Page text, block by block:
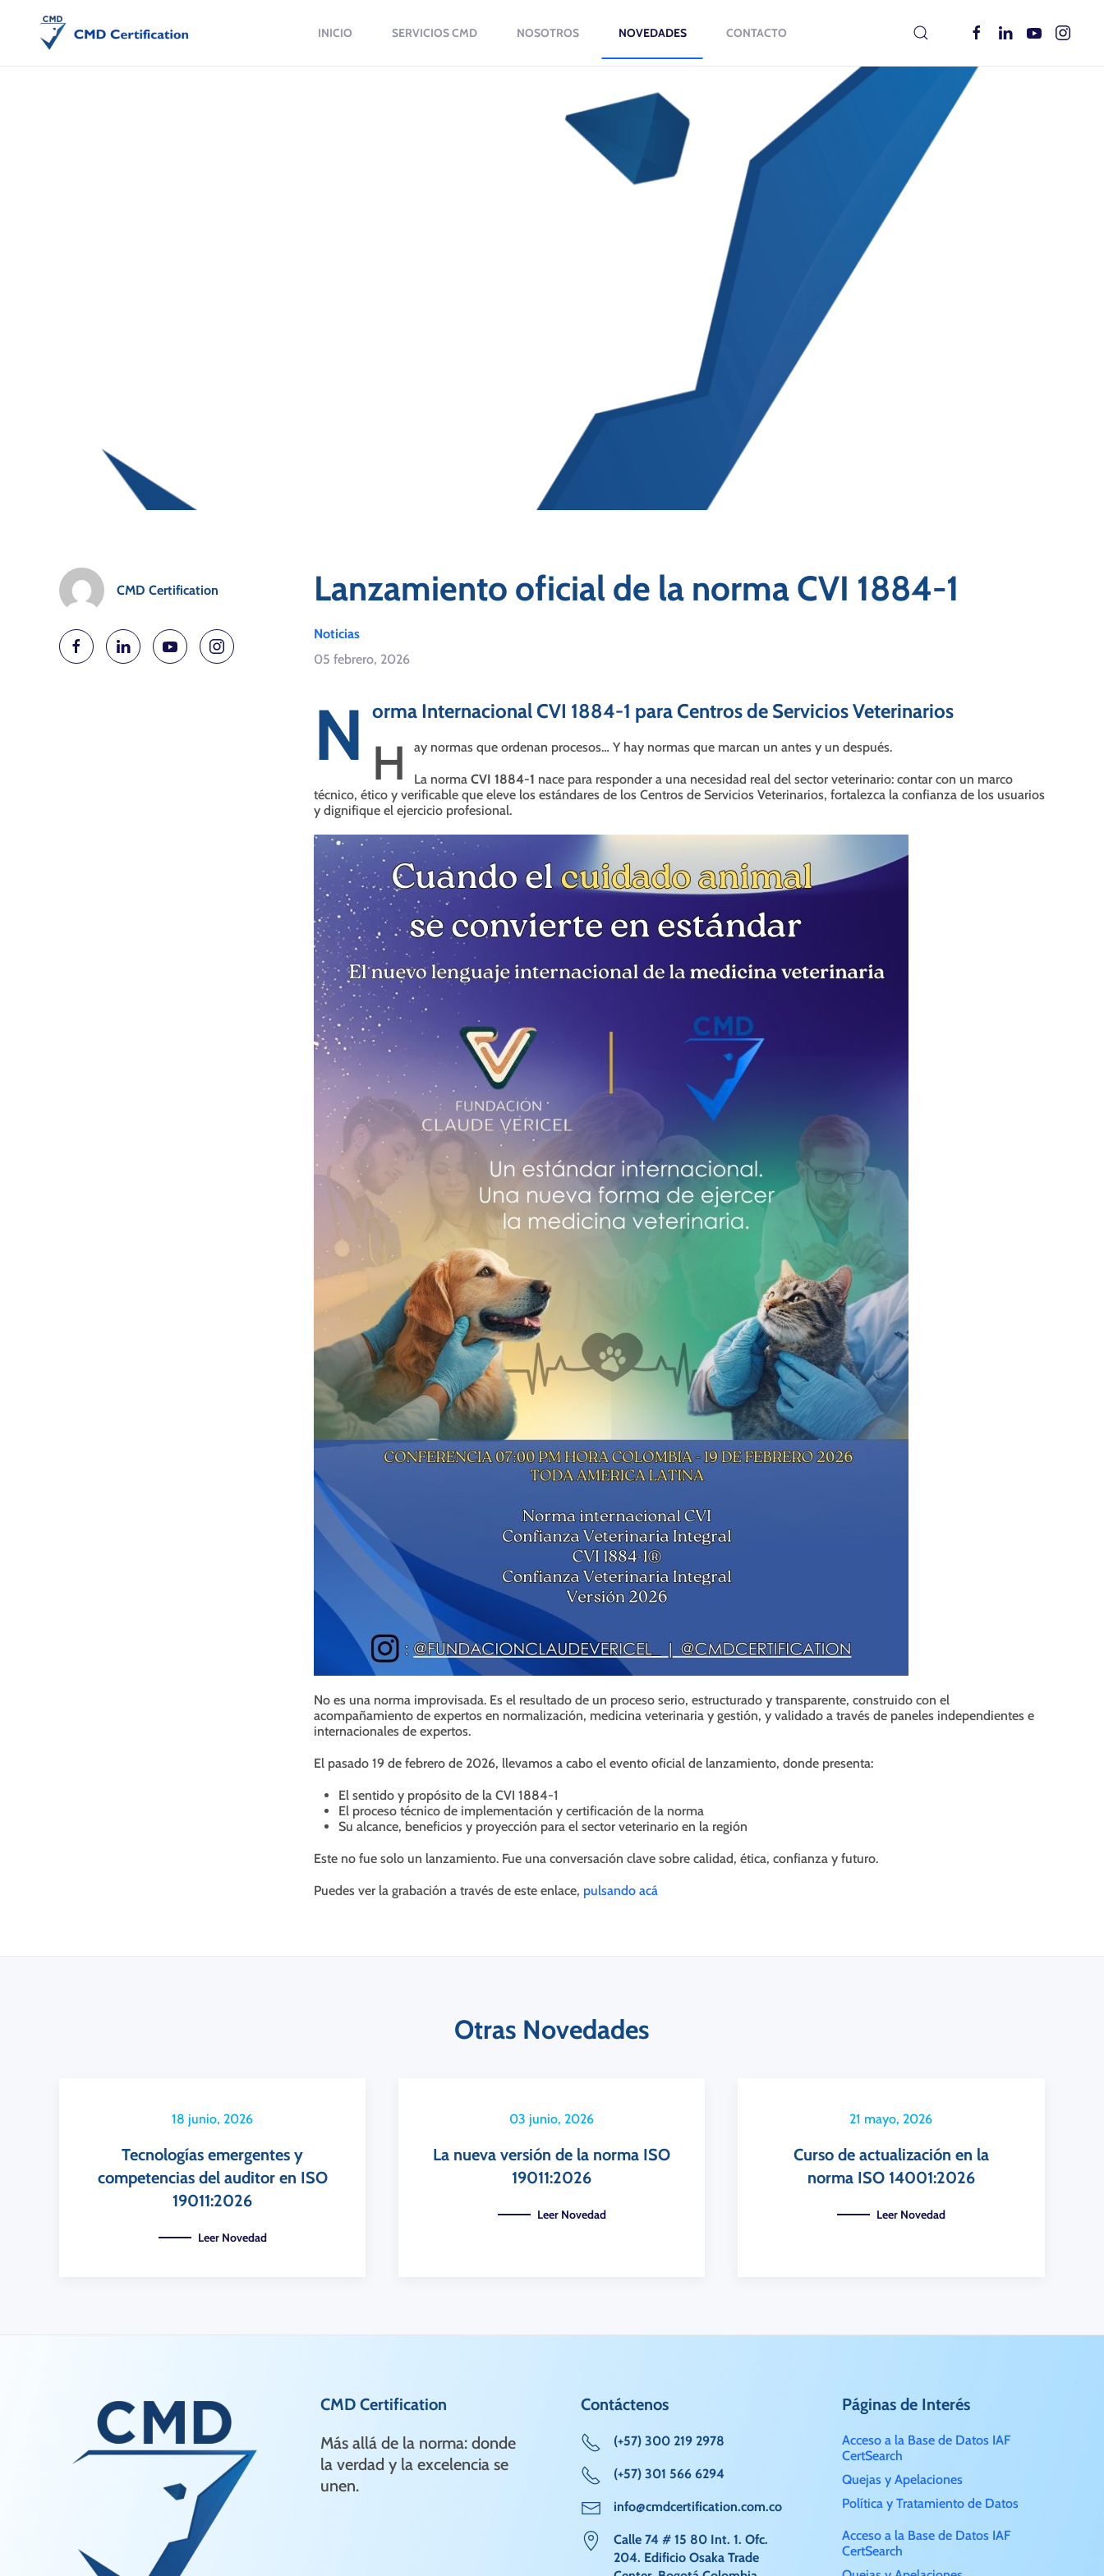
INICIO SERVICIOS CMD NOSOTROS NOVEDADES CONTACTO
CMD Certification Lanzamiento oficial de la norma CVI 1884-1
Noticias
05 febrero, 2026
N orma Internacional CVI 1884-1 para Centros de Servicios Veterinarios
H ay normas que ordenan procesos… Y hay normas que marcan un antes y un después.
La norma CVI 1884-1 nace para responder a una necesidad real del sector veterinario: contar con un marco
técnico, ético y verificable que eleve los estándares de los Centros de Servicios Veterinarios, fortalezca la confianza de los usuarios
y dignifique el ejercicio profesional.
No es una norma improvisada. Es el resultado de un proceso serio, estructurado y transparente, construido con el
acompañamiento de expertos en normalización, medicina veterinaria y gestión, y validado a través de paneles independientes e
internacionales de expertos.
El pasado 19 de febrero de 2026, llevamos a cabo el evento oficial de lanzamiento, donde presenta:
El sentido y propósito de la CVI 1884-1
El proceso técnico de implementación y certificación de la norma
Su alcance, beneficios y proyección para el sector veterinario en la región
Este no fue solo un lanzamiento. Fue una conversación clave sobre calidad, ética, confianza y futuro.
Puedes ver la grabación a través de este enlace, pulsando acá
Otras Novedades
18 junio, 2026
Tecnologías emergentes y
competencias del auditor en ISO
19011:2026
Leer Novedad
03 junio, 2026
La nueva versión de la norma ISO
19011:2026
Leer Novedad
21 mayo, 2026
Curso de actualización en la
norma ISO 14001:2026
Leer Novedad
CMD Certification
Más allá de la norma: donde
la verdad y la excelencia se
unen.
Contáctenos
(+57) 300 219 2978
(+57) 301 566 6294
info@cmdcertification.com.co
Calle 74 # 15 80 Int. 1. Ofc.
204. Edificio Osaka Trade
Páginas de Interés
Acceso a la Base de Datos IAF
CertSearch
Quejas y Apelaciones
Política y Tratamiento de Datos
Acceso a la Base de Datos IAF
CertSearch